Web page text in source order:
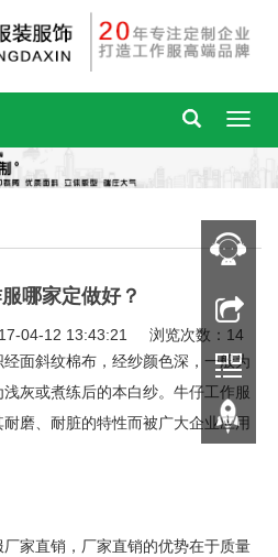
哪家定做好？
04-12 13:43:21 浏览次数：14
面斜纹棉布，经纱颜色深，一般为
灰或煮练后的本白纱。牛仔工作服
磨、耐脏的特性而被广大企业应用
家直销，厂家直销的优势在于质量